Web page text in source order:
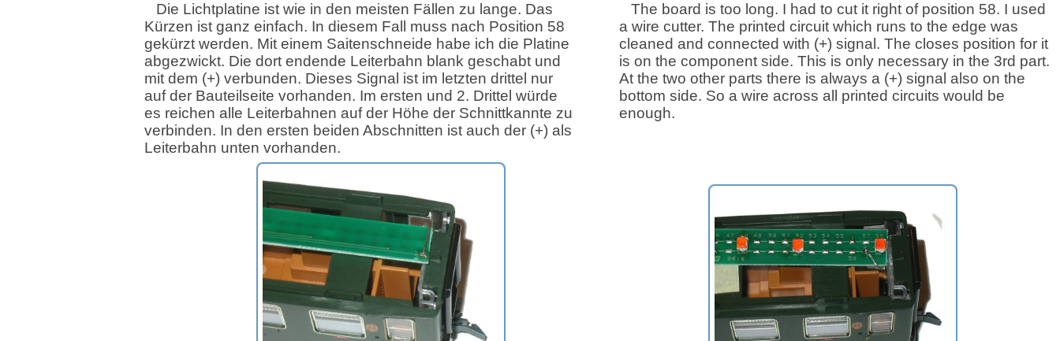
Die Lichtplatine ist wie in den meisten Fällen zu lange. Das
Kürzen ist ganz einfach. In diesem Fall muss nach Position 58
gekürzt werden. Mit einem Saitenschneide habe ich die Platine
abgezwickt. Die dort endende Leiterbahn blank geschabt und
mit dem (+) verbunden. Dieses Signal ist im letzten drittel nur
auf der Bauteilseite vorhanden. Im ersten und 2. Drittel würde
es reichen alle Leiterbahnen auf der Höhe der Schnittkannte zu
verbinden. In den ersten beiden Abschnitten ist auch der (+) als
Leiterbahn unten vorhanden.
The board is too long. I had to cut it right of position 58. I used
a wire cutter. The printed circuit which runs to the edge was
cleaned and connected with (+) signal. The closes position for it
is on the component side. This is only necessary in the 3rd part.
At the two other parts there is always a (+) signal also on the
bottom side. So a wire across all printed circuits would be
enough.